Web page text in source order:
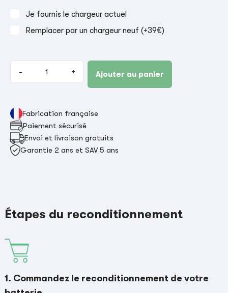
Je fournis le chargeur actuel
Remplacer par un chargeur neuf (+39€)
- + Ajouter au panier
Fabrication française
Paiement sécurisé
Envoi et livraison gratuits
Garantie 2 ans et SAV 5 ans
Étapes du reconditionnement
1. Commandez le reconditionnement de votre